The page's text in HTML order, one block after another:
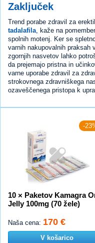
Zaključek
Trend porabe zdravil za
tadalafila , kaže na
spolnih motenj. Ker se
varnih nakupovalnih praksah
zgornjih nasvetov lahko
da prejemajo pristna in
varne uporabe zdravil za
strokovnega zdravniškega
ozaveščenega pristopa k
-
10 × Paketov Kamagra
Jelly 100mg (70 žele)
Naša cena: 170 €
V košarico